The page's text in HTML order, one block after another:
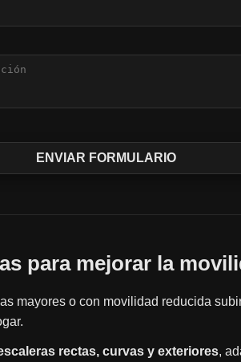
para mejorar la
mayores o con movilidad reducida
rectas, curvas y exteriores,